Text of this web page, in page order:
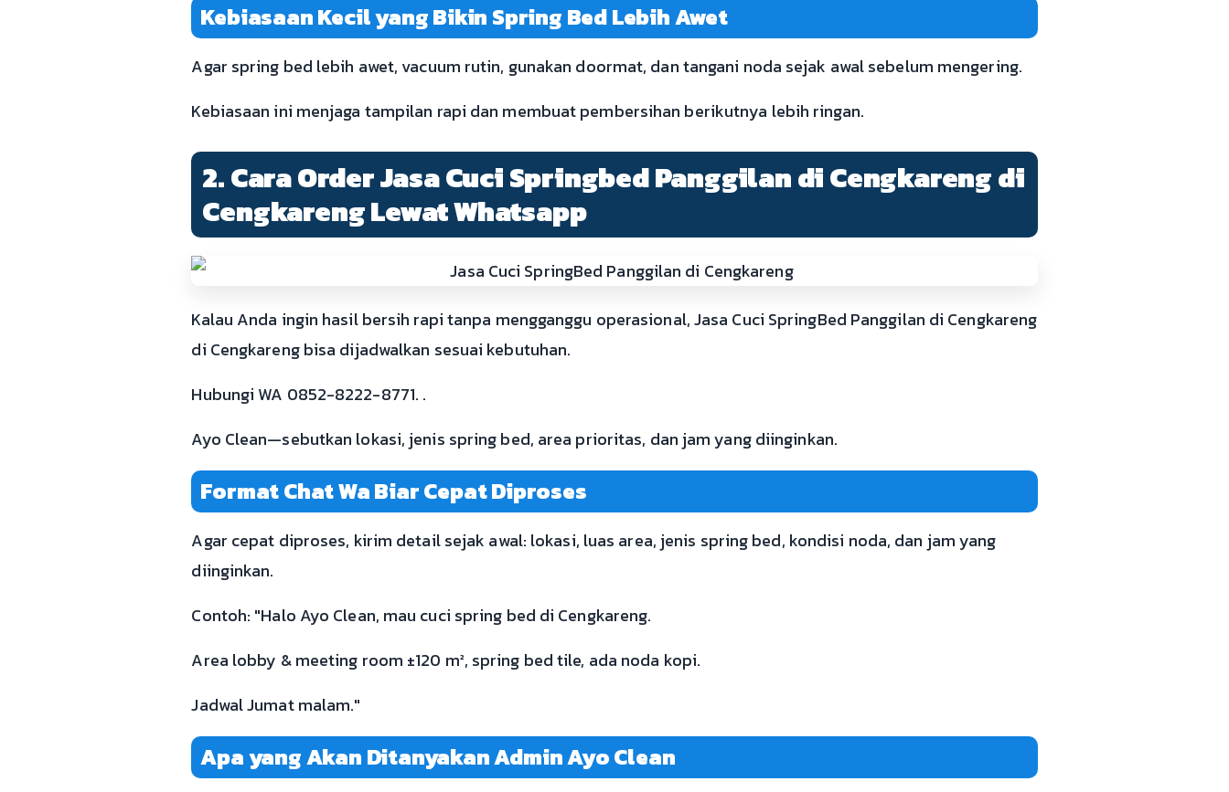
Kebiasaan Kecil yang Bikin Spring Bed Lebih Awet
Agar spring bed lebih awet, vacuum rutin, gunakan doormat, dan tangani noda sejak awal sebelum mengering.
Kebiasaan ini menjaga tampilan rapi dan membuat pembersihan berikutnya lebih ringan.
2. Cara Order Jasa Cuci Springbed Panggilan di Cengkareng di
Cengkareng Lewat Whatsapp
Kalau Anda ingin hasil bersih rapi tanpa mengganggu operasional, Jasa Cuci SpringBed Panggilan di Cengkareng
di Cengkareng bisa dijadwalkan sesuai kebutuhan.
Hubungi WA 0852-8222-8771. .
Ayo Clean—sebutkan lokasi, jenis spring bed, area prioritas, dan jam yang diinginkan.
Format Chat Wa Biar Cepat Diproses
Agar cepat diproses, kirim detail sejak awal: lokasi, luas area, jenis spring bed, kondisi noda, dan jam yang
diinginkan.
Contoh: "Halo Ayo Clean, mau cuci spring bed di Cengkareng.
Area lobby & meeting room ±120 m², spring bed tile, ada noda kopi.
Jadwal Jumat malam."
Apa yang Akan Ditanyakan Admin Ayo Clean